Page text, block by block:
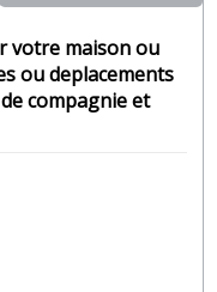
votre maison ou
ou deplacements
compagnie et